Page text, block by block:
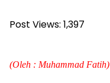
Post Views: 1,397
(Oleh : Muhammad Fatih)